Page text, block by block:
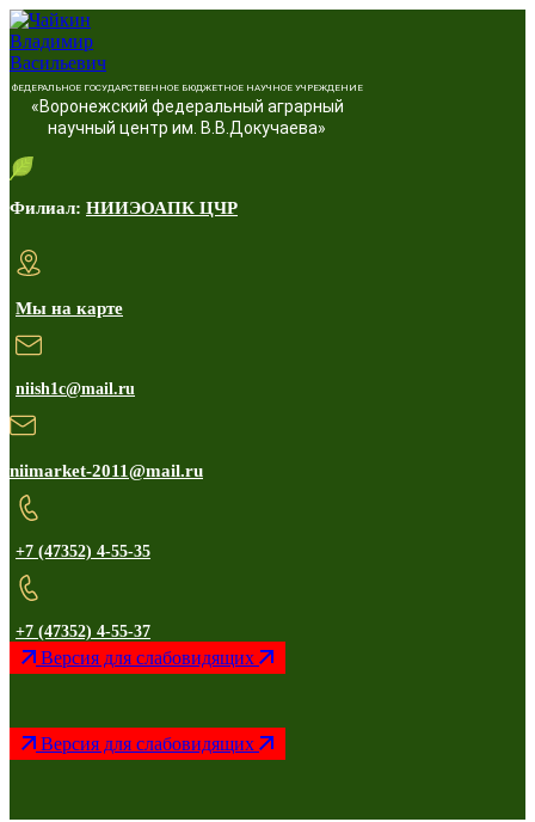
ФЕДЕРАЛЬНОЕ ГОСУДАРСТВЕННОЕ БЮДЖЕТНОЕ НАУЧНОЕ УЧРЕЖДЕНИЕ
«Воронежский федеральный аграрный
научный центр им. В.В.Докучаева»
Филиал: НИИЭОАПК ЦЧР
Мы на карте
niish1c@mail.ru
niimarket-2011@mail.ru
+7 (47352) 4-55-35
+7 (47352) 4-55-37
Версия для слабовидящих
Версия для слабовидящих